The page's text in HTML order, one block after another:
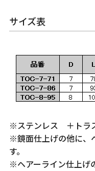
サイズ表
※ステンレス ＋トラ
※鏡面仕上げの他に、
す。
※ヘアーライン仕上げ